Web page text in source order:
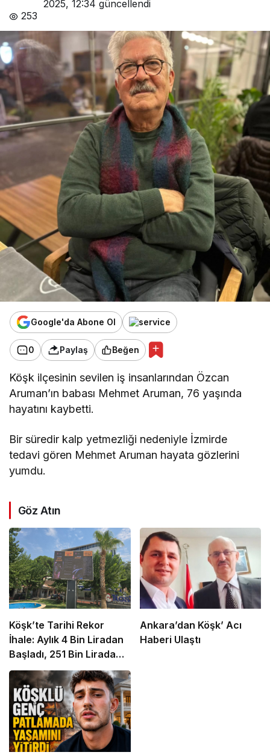
2025, 12:34 güncellendi
253
Google'da Abone Ol
0 Paylaş Beğen
Köşk ilçesinin sevilen iş insanlarından Özcan
Aruman’ın babası Mehmet Aruman, 76 yaşında
hayatını kaybetti.
Bir süredir kalp yetmezliği nedeniyle İzmirde
tedavi gören Mehmet Aruman hayata gözlerini
yumdu.
Göz Atın
Köşk’te Tarihi Rekor
İhale: Aylık 4 Bin Liradan
Başladı, 251 Bin Lirada
Bitti
Ankara’dan Köşk’ Acı
Haberi Ulaştı